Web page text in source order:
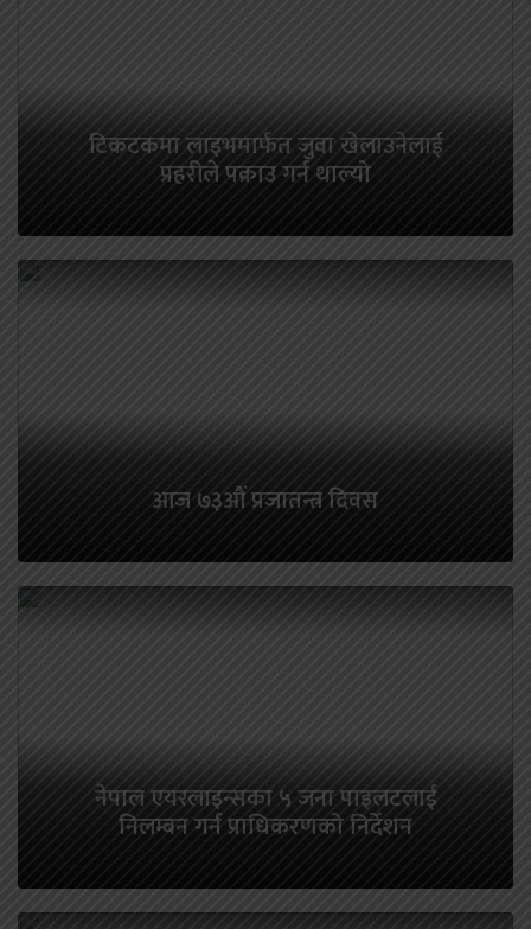
टिकटकमा लाइभमार्फत जुवा खेलाउनेलाई
प्रहरीले पक्राउ गर्न थाल्यो
आज ७३औं प्रजातन्त्र दिवस
नेपाल एयरलाइन्सका ५ जना पाइलटलाई
निलम्बन गर्न प्राधिकरणको निर्देशन